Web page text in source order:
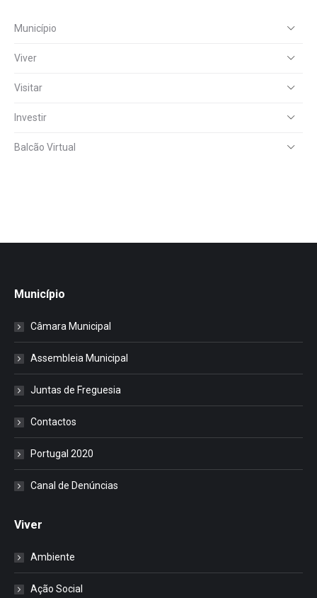
Município
Viver
Visitar
Investir
Balcão Virtual
Município
Câmara Municipal
Assembleia Municipal
Juntas de Freguesia
Contactos
Portugal 2020
Canal de Denúncias
Viver
Ambiente
Ação Social